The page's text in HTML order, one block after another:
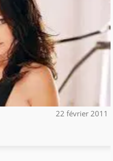
22 février 2011